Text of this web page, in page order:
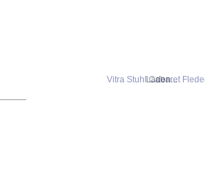
Laden...